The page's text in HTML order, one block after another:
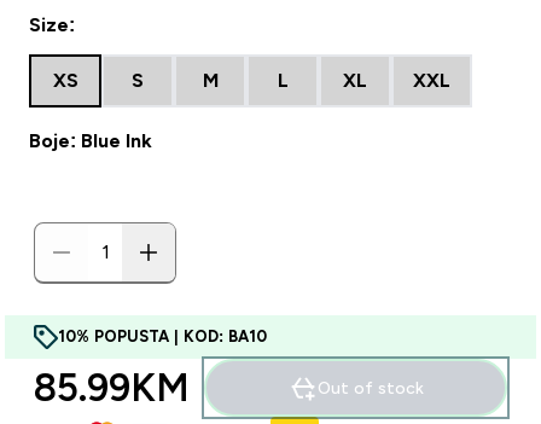
Size:
XS S M L XL XXL
Boje: Blue Ink
10% POPUSTA | KOD: BA10
85.99KM‎ Out of stock